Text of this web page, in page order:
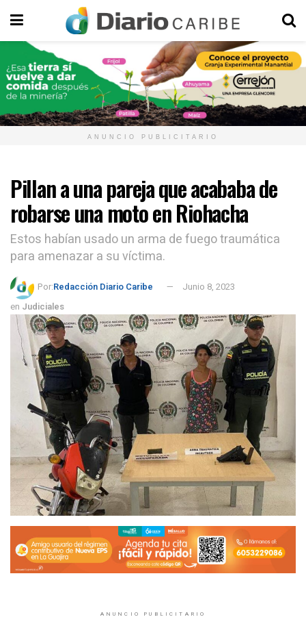
ANUNCIO PUBLICITARIO
Pillan a una pareja que acababa de
robarse una moto en Riohacha
Estos habían usado un arma de fuego traumática
para amenazar a su víctima.
Por:Redacción Diario Caribe
Junio 8, 2023
en Judiciales
ANUNCIO PUBLICITARIO